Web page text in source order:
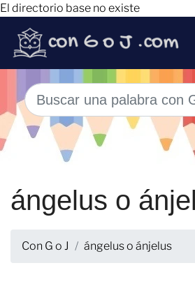
El directorio base no existe
ángelus o
Con G o J ángelus o ánjelus